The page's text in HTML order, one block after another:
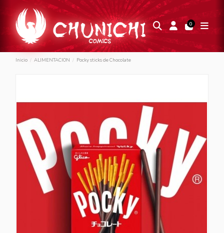
0
Inicio ALIMENTACION Pocky sticks de Chocolate